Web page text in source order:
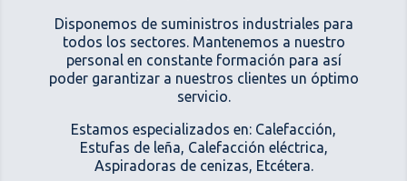
Disponemos de suministros industriales para
todos los sectores. Mantenemos a nuestro
personal en constante formación para así
poder garantizar a nuestros clientes un óptimo
servicio.
Estamos especializados en: Calefacción,
Estufas de leña, Calefacción eléctrica,
Aspiradoras de cenizas, Etcétera.